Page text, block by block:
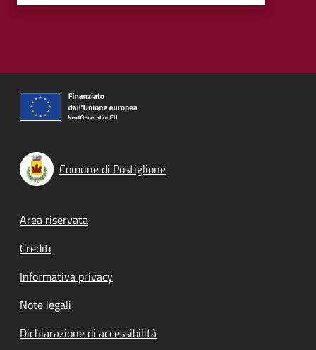
Comune di Postiglione
Footer menu
Area riservata
Crediti
Informativa privacy
Note legali
Dichiarazione di accessibilità